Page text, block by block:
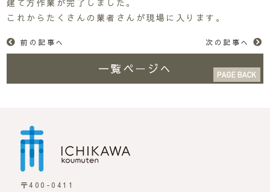
建て方作業が完了しました。
これからたくさんの業者さんが現場に入ります。
前の記事へ 次の記事へ
一覧ページへ
〒400-0411